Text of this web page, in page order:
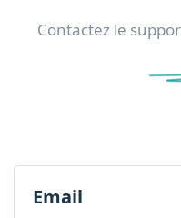
Contactez le
Email